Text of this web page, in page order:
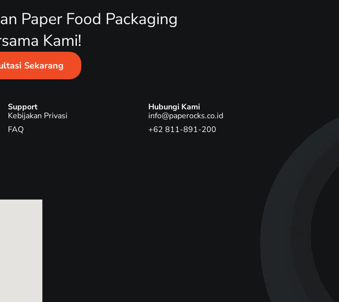
Paper Food Packaging
Kami!
Sekarang
Support
Kebijakan Privasi
FAQ
Hubungi Kami
info@paperocks.co.id
+62 811-891-200